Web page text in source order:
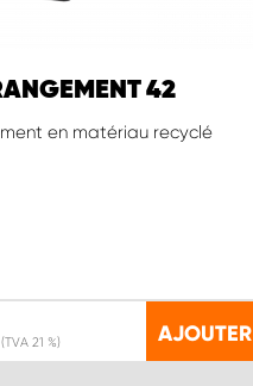
42
en matériau recyclé
21 %) AJOUTER